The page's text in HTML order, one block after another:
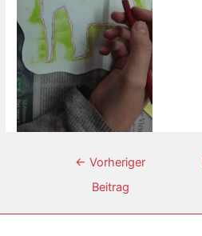
← Vorheriger
Beitrag